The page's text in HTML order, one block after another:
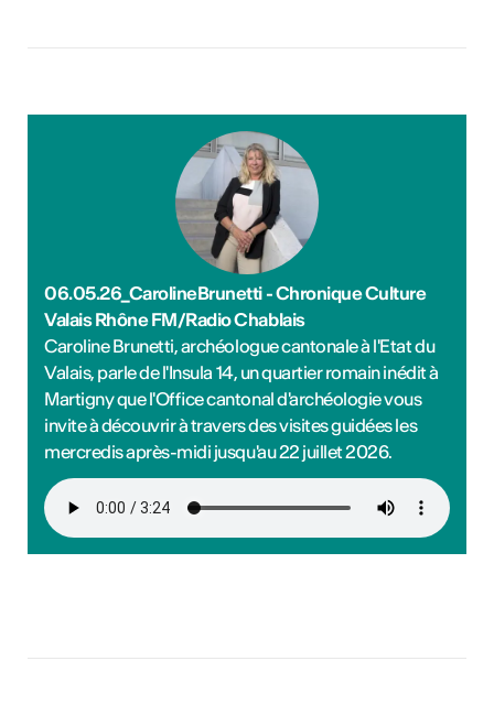
06.05.26_CarolineBrunetti - Chronique Culture
Valais Rhône FM/Radio Chablais
Caroline Brunetti, archéologue cantonale à l'Etat du
Valais, parle de l'Insula 14, un quartier romain inédit à
Martigny que l'Office cantonal d'archéologie vous
invite à découvrir à travers des visites guidées les
mercredis après-midi jusqu'au 22 juillet 2026.